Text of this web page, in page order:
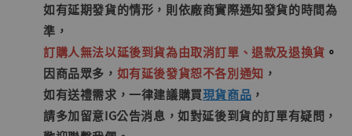
如有延期發貨的情形， 則依廠商實際通知發貨的時間為
準，
訂購人無法以延後到貨為由取消訂單、退款及退換貨 。
因商品眾多， 如有延後發貨恕不各別通知 ，
如有送禮需求，一律建議購買現貨商品 ，
請多加留意IG公告消息，如對延後到貨的訂單有疑問，